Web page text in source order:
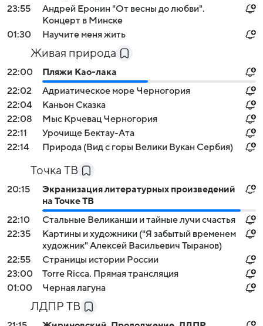
23:55
Андрей Еронин "От весны до любви".
Концерт в Минске
01:30
Научите меня жить
Живая природа
22:00
Пляжи Као-лака
22:02
Адриатическое море Черногория
22:04
Каньон Сказка
22:08
Мыс Крчевац Черногория
22:11
Урочище Бектау-Ата
22:14
Природа (Вид с горы Велики Вукан Сербия)
Точка ТВ
20:15
Экранизация литературных произведений
на Точке ТВ
22:10
Стальные Великанши и тайные лучи счастья
22:35
Картины и художники ("Я забытый временем
художник" Алексей Васильевич Тыранов)
22:55
Страницы истории России
23:00
Torre Ricca. Прямая трансляция
01:00
Черная лагуна
ЛДПР ТВ